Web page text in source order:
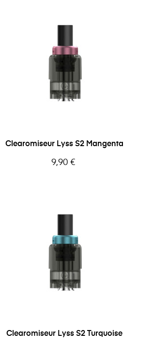
Clearomiseur Lyss S2 Mangenta
Prix
9,90 €
Clearomiseur Lyss S2 Turquoise